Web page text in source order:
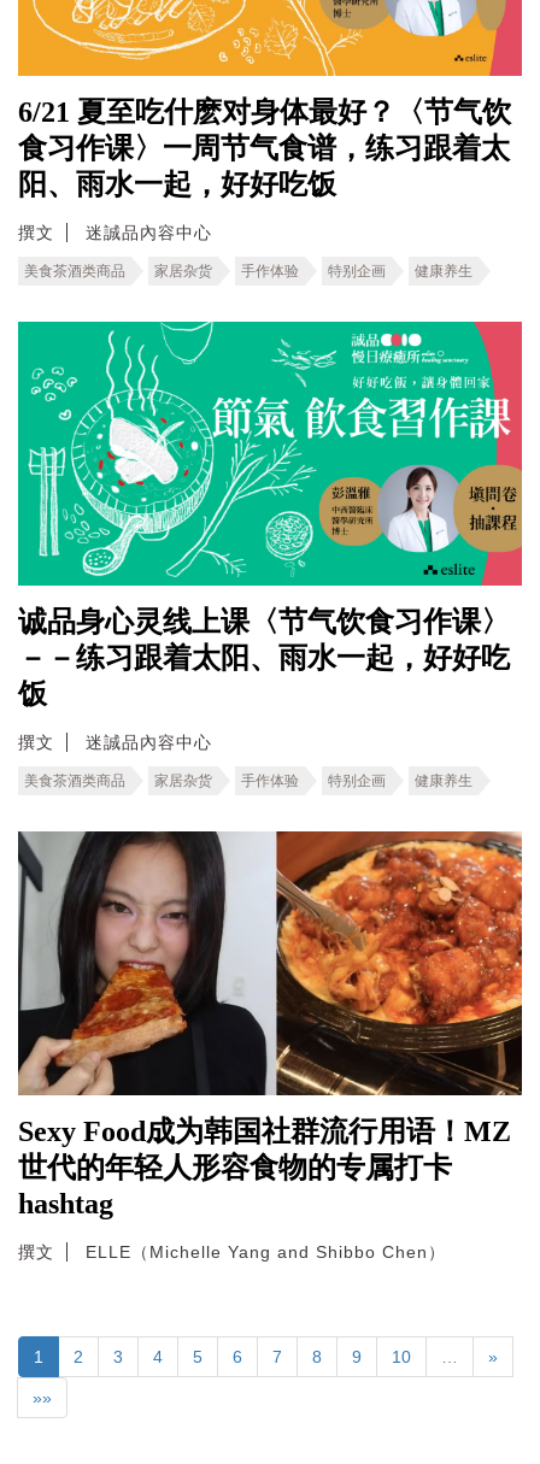
6/21 夏至吃什麽对身体最好？〈节气饮
食习作课〉一周节气食谱，练习跟着太
阳、雨水一起，好好吃饭
撰文 迷誠品內容中心
美食茶酒类商品 家居杂货 手作体验 特别企画 健康养生
诚品身心灵线上课〈节气饮食习作课〉
－－练习跟着太阳、雨水一起，好好吃
饭
撰文 迷誠品內容中心
美食茶酒类商品 家居杂货 手作体验 特别企画 健康养生
Sexy Food成为韩国社群流行用语！MZ
世代的年轻人形容食物的专属打卡
hashtag
撰文 ELLE（Michelle Yang and Shibbo Chen）
1 2 3 4 5 6 7 8 9 10 »
»»